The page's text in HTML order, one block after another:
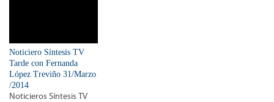
Noticiero Síntesis TV
Tarde con Fernanda
López Treviño 31/Marzo
/2014
Noticieros Síntesis TV